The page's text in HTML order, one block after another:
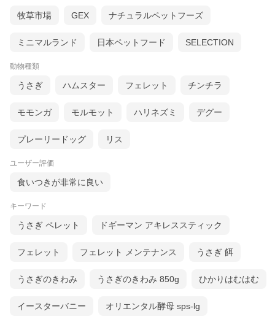
牧草市場 GEX ナチュラルペットフーズ
ミニマルランド 日本ペットフード SELECTION
動物種類
うさぎ ハムスター フェレット チンチラ
モモンガ モルモット ハリネズミ デグー
プレーリードッグ リス
ユーザー評価
食いつきが非常に良い
キーワード
うさぎ ペレット ドギーマン アキレススティック
フェレット フェレット メンテナンス うさぎ 餌
うさぎのきわみ うさぎのきわみ 850g ひかりはむはむ
イースターバニー オリエンタル酵母 sps-lg